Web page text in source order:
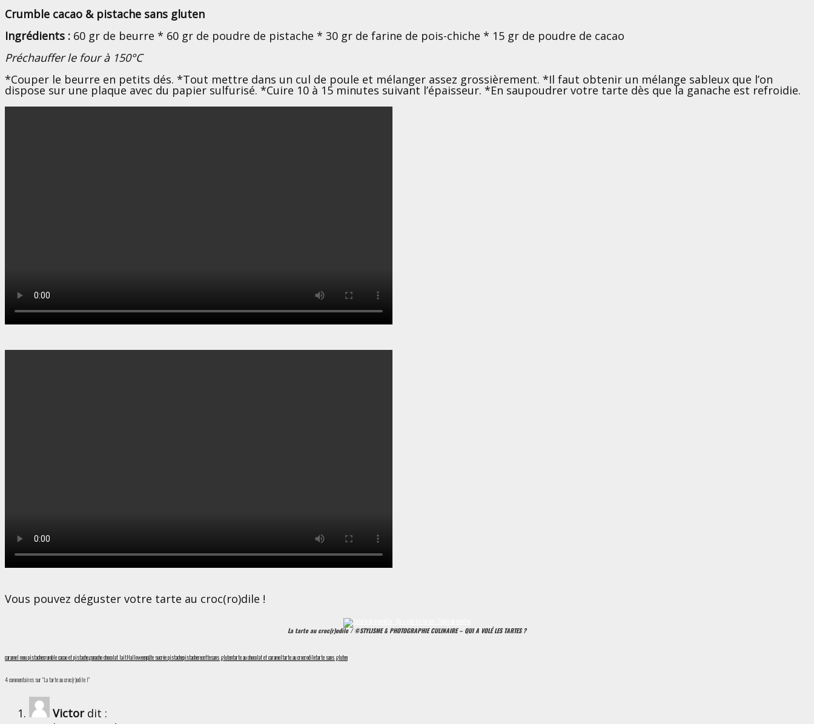
Crumble cacao & pistache sans gluten
Ingrédients : 60 gr de beurre * 60 gr de poudre de pistache * 30 gr de farine de pois-chiche * 15 gr de poudre de cacao
Préchauffer le four à 150°C
*Couper le beurre en petits dés. *Tout mettre dans un cul de poule et mélanger assez grossièrement. *Il faut obtenir un mélange sableux que l’on
dispose sur une plaque avec du papier sulfurisé. *Cuire 10 à 15 minutes suivant l’épaisseur. *En saupoudrer votre tarte dès que la ganache est refroidie.
Vous pouvez déguster votre tarte au croc(ro)dile !
La tarte au croc(r)odile / ©STYLISME & PHOTOGRAPHIE CULINAIRE – QUI A VOLÉ LES TARTES ?
caramel mou pistachecrumble cacao et pistacheganache chocolat laitHalloweenpâte sucrée pistachepistacherecettesans glutentarte au chocolat et carameltarte au crocrodiletarte sans gluten
4 commentaires sur “La tarte au croc(r)odile !”
Victor dit :